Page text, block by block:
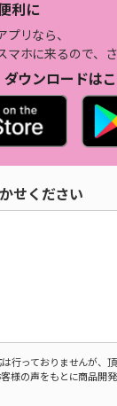
利に
リなら、
マホに来るので、さ
ダウンロードは
せください
行っておりませんが、
様の声をもとに商品開